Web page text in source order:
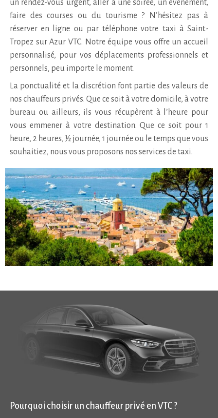
un rendez-vous urgent, aller à une soirée, un événement,
faire des courses ou du tourisme ? N’hésitez pas à
réserver en ligne ou par téléphone votre taxi à Saint-
Tropez sur Azur VTC. Notre équipe vous offre un accueil
personnalisé, pour vos déplacements professionnels et
personnels, peu importe le moment.
La ponctualité et la discrétion font partie des valeurs de
nos chauffeurs privés. Que ce soit à votre domicile, à votre
bureau ou ailleurs, ils vous récupèrent à l’heure pour
vous emmener à votre destination. Que ce soit pour 1
heure, 2 heures, ½ journée, 1 journée ou le temps que vous
souhaitiez, nous vous proposons nos services de taxi.
Pourquoi choisir un chauffeur privé en VTC ?